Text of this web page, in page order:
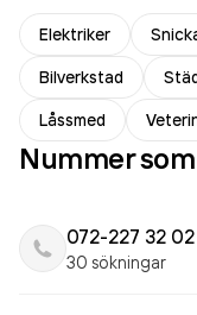
Elektriker
Bilverkstad
Låssmed
Nummer
072-227 32 02
30 sökningar